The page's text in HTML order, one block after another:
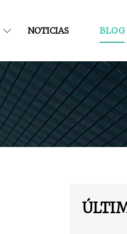
NOTICIAS BLOG